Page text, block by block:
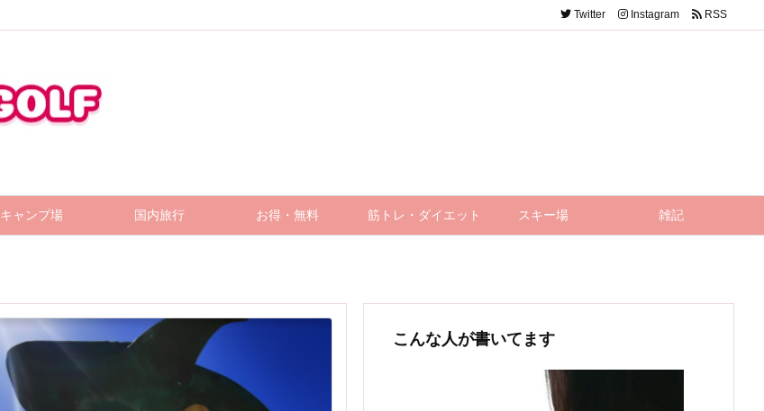
キャンプ場 国内旅行 お得・無料 筋トレ・ダイエット スキー場 雑記
Twitter Instagram RSS
こんな人が書いてます